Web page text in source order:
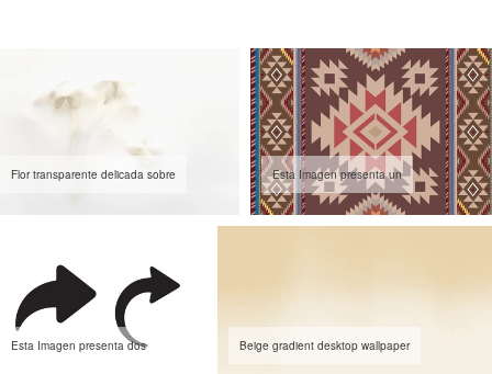
Flor transparente delicada sobre Esta Imagen presenta un
Esta Imagen presenta dos Beige gradient desktop wallpaper